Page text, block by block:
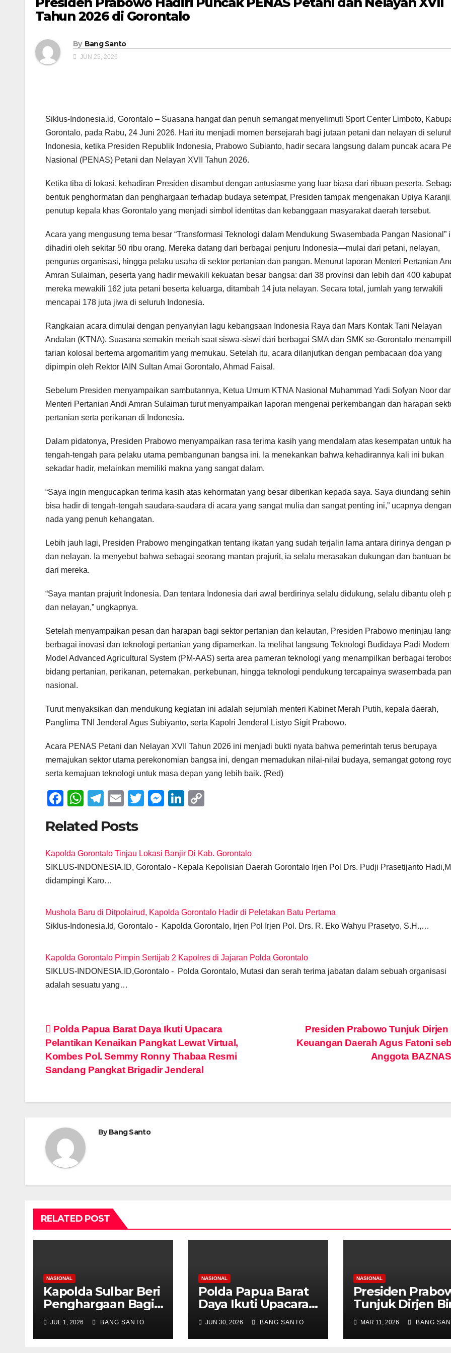
Tahun 2026 di Gorontalo
By Bang Santo
JUN 25, 2026
Siklus-Indonesia.id, Gorontalo – Suasana hangat dan penuh semangat menyelimuti Sport Center Limboto,
Gorontalo, pada Rabu, 24 Juni 2026. Hari itu menjadi momen bersejarah bagi jutaan petani dan nelayan di
Indonesia, ketika Presiden Republik Indonesia, Prabowo Subianto, hadir secara langsung dalam puncak acara
Nasional (PENAS) Petani dan Nelayan XVII Tahun 2026.
Ketika tiba di lokasi, kehadiran Presiden disambut dengan antusiasme yang luar biasa dari ribuan peserta.
bentuk penghormatan dan penghargaan terhadap budaya setempat, Presiden tampak mengenakan Upiya Karanji,
penutup kepala khas Gorontalo yang menjadi simbol identitas dan kebanggaan masyarakat daerah tersebut.
Acara yang mengusung tema besar “Transformasi Teknologi dalam Mendukung Swasembada Pangan Nasional”
dihadiri oleh sekitar 50 ribu orang. Mereka datang dari berbagai penjuru Indonesia—mulai dari petani, nelayan,
pengurus organisasi, hingga pelaku usaha di sektor pertanian dan pangan. Menurut laporan Menteri Pertanian
Amran Sulaiman, peserta yang hadir mewakili kekuatan besar bangsa: dari 38 provinsi dan lebih dari 400
mereka mewakili 162 juta petani beserta keluarga, ditambah 14 juta nelayan. Secara total, jumlah yang terwakili
mencapai 178 juta jiwa di seluruh Indonesia.
Rangkaian acara dimulai dengan penyanyian lagu kebangsaan Indonesia Raya dan Mars Kontak Tani Nelayan
Andalan (KTNA). Suasana semakin meriah saat siswa-siswi dari berbagai SMA dan SMK se-Gorontalo
tarian kolosal bertema argomaritim yang memukau. Setelah itu, acara dilanjutkan dengan pembacaan doa yang
dipimpin oleh Rektor IAIN Sultan Amai Gorontalo, Ahmad Faisal.
Sebelum Presiden menyampaikan sambutannya, Ketua Umum KTNA Nasional Muhammad Yadi Sofyan Noor
Menteri Pertanian Andi Amran Sulaiman turut menyampaikan laporan mengenai perkembangan dan harapan
pertanian serta perikanan di Indonesia.
Dalam pidatonya, Presiden Prabowo menyampaikan rasa terima kasih yang mendalam atas kesempatan untuk
tengah-tengah para pelaku utama pembangunan bangsa ini. Ia menekankan bahwa kehadirannya kali ini bukan
sekadar hadir, melainkan memiliki makna yang sangat dalam.
“Saya ingin mengucapkan terima kasih atas kehormatan yang besar diberikan kepada saya. Saya diundang
bisa hadir di tengah-tengah saudara-saudara di acara yang sangat mulia dan sangat penting ini,” ucapnya dengan
nada yang penuh kehangatan.
Lebih jauh lagi, Presiden Prabowo mengingatkan tentang ikatan yang sudah terjalin lama antara dirinya dengan
dan nelayan. Ia menyebut bahwa sebagai seorang mantan prajurit, ia selalu merasakan dukungan dan bantuan
dari mereka.
“Saya mantan prajurit Indonesia. Dan tentara Indonesia dari awal berdirinya selalu didukung, selalu dibantu oleh
dan nelayan,” ungkapnya.
Setelah menyampaikan pesan dan harapan bagi sektor pertanian dan kelautan, Presiden Prabowo meninjau
berbagai inovasi dan teknologi pertanian yang dipamerkan. Ia melihat langsung Teknologi Budidaya Padi Modern
Model Advanced Agricultural System (PM-AAS) serta area pameran teknologi yang menampilkan berbagai
bidang pertanian, perikanan, peternakan, perkebunan, hingga teknologi pendukung tercapainya swasembada
nasional.
Turut menyaksikan dan mendukung kegiatan ini adalah sejumlah menteri Kabinet Merah Putih, kepala daerah,
Panglima TNI Jenderal Agus Subiyanto, serta Kapolri Jenderal Listyo Sigit Prabowo.
Acara PENAS Petani dan Nelayan XVII Tahun 2026 ini menjadi bukti nyata bahwa pemerintah terus berupaya
memajukan sektor utama perekonomian bangsa ini, dengan memadukan nilai-nilai budaya, semangat gotong
serta kemajuan teknologi untuk masa depan yang lebih baik. (Red)
F
c
e
b
o
k
W
at
s
A
p
T
e
gr
a
m
E
ail
T
er
M
e
n
Li
e
dI
y
Li
Related Posts
Kapolda Gorontalo Tinjau Lokasi Banjir Di Kab. Gorontalo
SIKLUS-INDONESIA.ID, Gorontalo - Kepala Kepolisian Daerah Gorontalo Irjen Pol Drs. Pudji Prasetijanto
didampingi Karo…
Mushola Baru di Ditpolairud, Kapolda Gorontalo Hadir di Peletakan Batu Pertama
Siklus-Indonesia.Id, Gorontalo - Kapolda Gorontalo, Irjen Pol Irjen Pol. Drs. R. Eko Wahyu Prasetyo, S.H.,…
Kapolda Gorontalo Pimpin Sertijab 2 Kapolres di Jajaran Polda Gorontalo
SIKLUS-INDONESIA.ID,Gorontalo - Polda Gorontalo, Mutasi dan serah terima jabatan dalam sebuah organisasi
adalah sesuatu yang…
Post
navigation
Presiden Prabowo Tunjuk Dirjen
Keuangan Daerah Agus Fatoni
Anggota
Polda Papua Barat Daya Ikuti Upacara
Pelantikan Kenaikan Pangkat Lewat Virtual,
Kombes Pol. Semmy Ronny Thabaa Resmi
Sandang Pangkat Brigadir Jenderal
ByBang Santo
RELATED POST
NASIONAL
Kapolda Sulbar Beri
Penghargaan Bagi
Personel
Berprestasi, Kado
Hari Bhayangkara
JUL 1, 2026 BANG SANTO
NASIONAL
Polda Papua Barat
Daya Ikuti Upacara
Pelantikan
Kenaikan Pangkat
Lewat Virtual,
JUN 30, 2026 BANG SANTO
NASIONAL
Presiden
Tunjuk Dirjen
Keuangan
Agus Fatoni
Anggota
MAR 11, 2026 BANG